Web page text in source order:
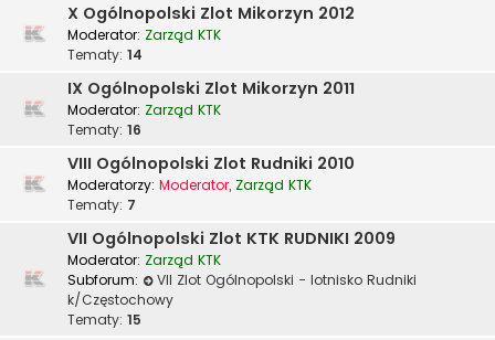
X Ogólnopolski Zlot Mikorzyn 2012
Moderator: Zarząd KTK
Tematy: 14
IX Ogólnopolski Zlot Mikorzyn 2011
Moderator: Zarząd KTK
Tematy: 16
VIII Ogólnopolski Zlot Rudniki 2010
Moderatorzy: Moderator, Zarząd KTK
Tematy: 7
VII Ogólnopolski Zlot KTK RUDNIKI 2009
Moderator: Zarząd KTK
Subforum:
VII Zlot Ogólnopolski - lotnisko Rudniki
k/Częstochowy
Tematy: 15